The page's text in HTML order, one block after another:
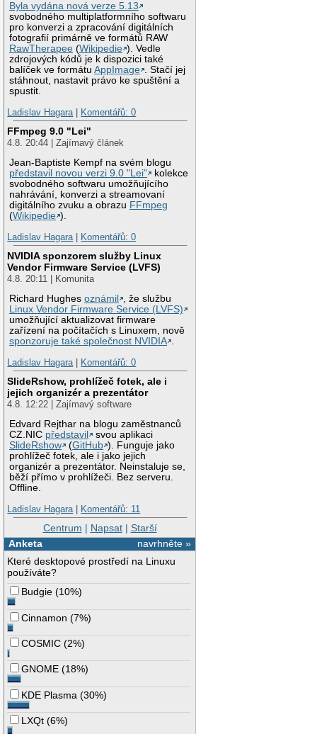
Byla vydána nová verze 5.13
svobodného multiplatformního softwaru
pro konverzi a zpracování digitálních
fotografií primárně ve formátů RAW
RawTherapee (Wikipedie ). Vedle
zdrojových kódů je k dispozici také
balíček ve formátuAppImage . Stačí jej
stáhnout, nastavit právo ke spuštění a
spustit.
Ladislav Hagara| Komentářů: 0
FFmpeg 9.0 "Lei"
4.8. 20:44 | Zajímavý článek
Jean-Baptiste Kempf na svém blogu
představil novou verzi 9.0 "Lei"
kolekce
svobodného softwaru umožňujícího
nahrávání, konverzi a streamovaní
digitálního zvuku a obrazu FFmpeg
(Wikipedie ).
Ladislav Hagara| Komentářů: 0
NVIDIA sponzorem služby Linux
Vendor Firmware Service (LVFS)
4.8. 20:11 | Komunita
Richard Hughesoznámil
, že službu
Linux Vendor Firmware Service (LVFS)
umožňující aktualizovat firmware
zařízení na počítačích s Linuxem, nově
sponzoruje také společnost NVIDIA .
Ladislav Hagara| Komentářů: 0
SlideRshow, prohlížeč fotek, ale i
jejich organizér a prezentátor
4.8. 12:22 | Zajímavý software
Edvard Rejthar na blogu zaměstnanců
CZ.NIC představil
svou aplikaci
SlideRshow
(GitHub ). Funguje jako
prohlížeč fotek, ale i jako jejich
organizér a prezentátor. Neinstaluje se,
běží přímo v prohlížeči. Bez serveru.
Offline.
Ladislav Hagara| Komentářů: 11
Centrum | Napsat| Starší
navrhněte »
Anketa
Které desktopové prostředí na Linuxu
používáte?
Budgie (10%)
Cinnamon (7%)
COSMIC (2%)
GNOME (18%)
KDE Plasma (30%)
LXQt (6%)